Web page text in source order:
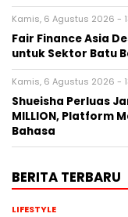
Kamis, 6 Agustus 2026 -
Fair Finance Asia
untuk Sektor Batu
Kamis, 6 Agustus 2026 -
Shueisha Perluas
MILLION, Platform
Bahasa
BERITA TERBARU
LIFESTYLE